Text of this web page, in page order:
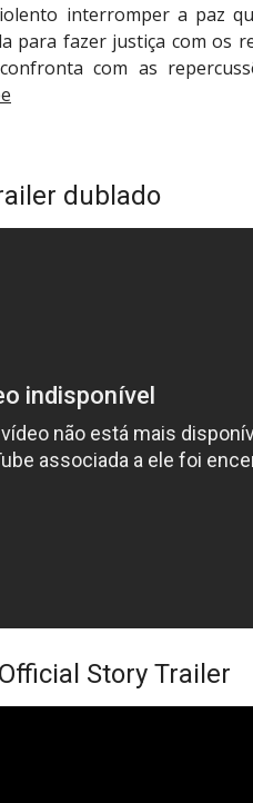
interromper a paz
para fazer justiça com os
com as
dublado
Story Trailer